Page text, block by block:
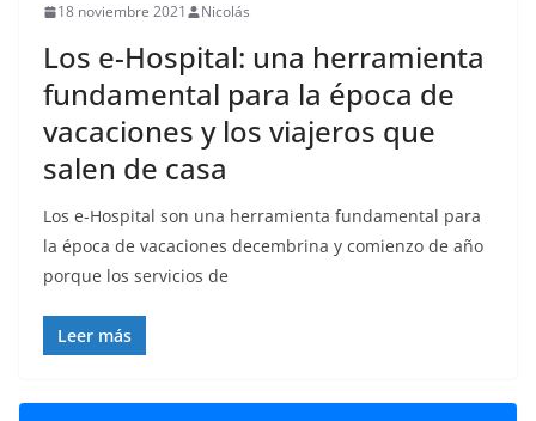
18 noviembre 2021 Nicolás
Los e-Hospital: una herramienta
fundamental para la época de
vacaciones y los viajeros que
salen de casa
Los e-Hospital son una herramienta fundamental para
la época de vacaciones decembrina y comienzo de año
porque los servicios de
Leer más